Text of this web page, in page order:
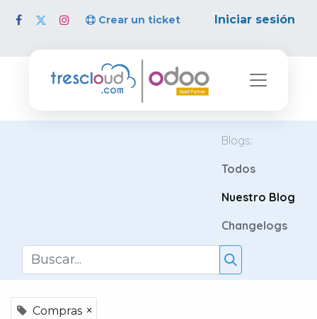
Crear un ticket Iniciar sesión
Blogs:
Todos
Nuestro Blog
Changelogs
Compras ×